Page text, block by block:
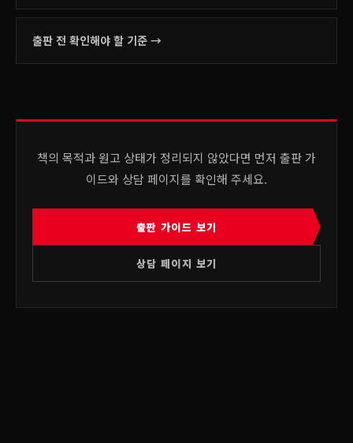
출판 전 확인해야 할 기준 →
책의 목적과 원고 상태가 정리되지 않았다면 먼저 출판 가
이드와 상담 페이지를 확인해 주세요.
출판 가이드 보기
상담 페이지 보기